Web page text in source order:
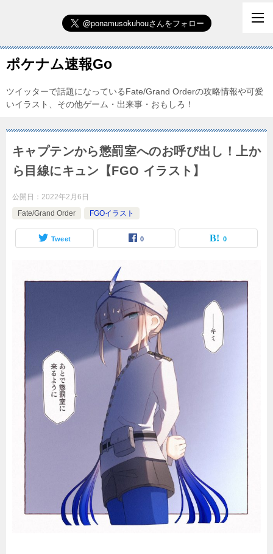
ポケナム速報Go
ツイッターで話題になっているFate/Grand Orderの攻略情報や可愛
いイラスト、その他ゲーム・出来事・おもしろ！
キャプテンから懲罰室へのお呼び出し！上か
ら目線にキュン【FGO イラスト】
公開日： 2022年2月6日
Fate/Grand Order
FGOイラスト
Tweet 0 0